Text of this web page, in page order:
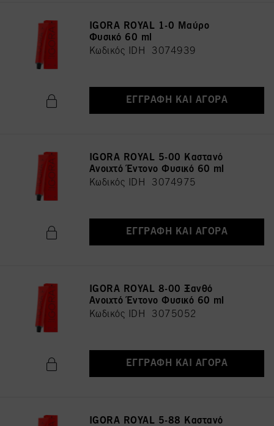
IGORA ROYAL 1-0 Μαύρο
Φυσικό 60 ml
Κωδικός IDH 3074939
ΕΓΓΡΑΦΉ ΚΑΙ ΑΓΟΡΆ
IGORA ROYAL 5-00 Καστανό
Ανοιχτό Έντονο Φυσικό 60 ml
Κωδικός IDH 3074975
ΕΓΓΡΑΦΉ ΚΑΙ ΑΓΟΡΆ
IGORA ROYAL 8-00 Ξανθό
Ανοιχτό Έντονο Φυσικό 60 ml
Κωδικός IDH 3075052
ΕΓΓΡΑΦΉ ΚΑΙ ΑΓΟΡΆ
IGORA ROYAL 5-88 Καστανό